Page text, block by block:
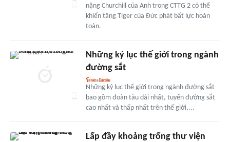
nặng Churchill của Anh trong CTTG 2 có thể
khiến tăng Tiger của Đức phát bất lực hoàn
toàn.
Những kỷ lục thế giới trong ngành
đường sắt
Những kỷ lục thế giới trong ngành đường sắt
bao gồm đoàn tàu dài nhất, tuyến đường sắt
cao nhất và thấp nhất trên thế giới,...
Lấp đầy khoảng trống thư viện